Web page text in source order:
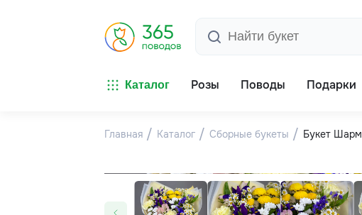
Каталог Розы Поводы Подарки
Главная Каталог Сборные букеты Букет Шарм